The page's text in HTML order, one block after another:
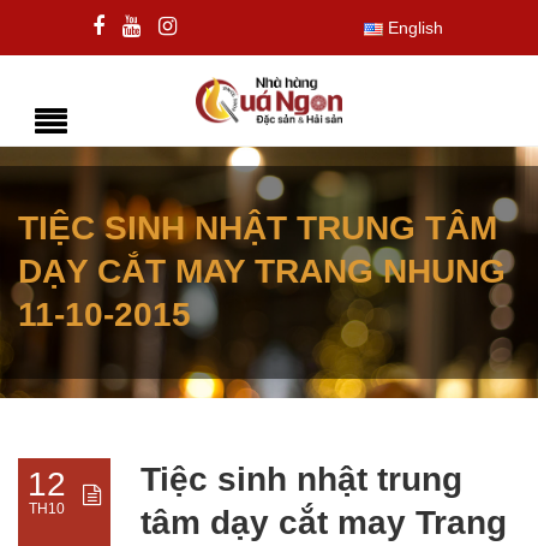
English
TIỆC SINH NHẬT TRUNG TÂM
DẠY CẮT MAY TRANG NHUNG
11-10-2015
12
TH10
Tiệc sinh nhật trung
tâm dạy cắt may Trang